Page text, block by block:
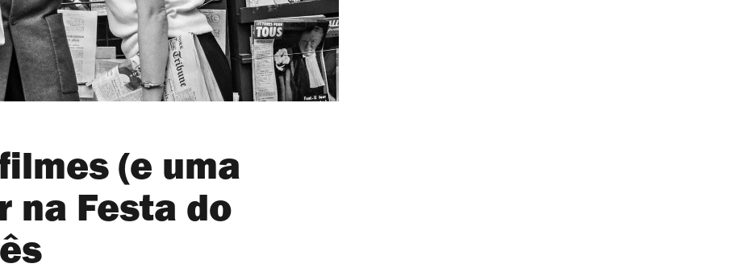
(e uma
na Festa do